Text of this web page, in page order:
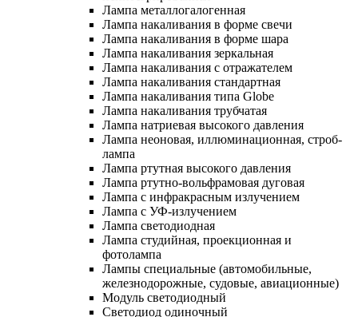
Лампа металлогалогенная
Лампа накаливания в форме свечи
Лампа накаливания в форме шара
Лампа накаливания зеркальная
Лампа накаливания с отражателем
Лампа накаливания стандартная
Лампа накаливания типа Globe
Лампа накаливания трубчатая
Лампа натриевая высокого давления
Лампа неоновая, иллюминационная, строб-
лампа
Лампа ртутная высокого давления
Лампа ртутно-вольфрамовая дуговая
Лампа с инфракрасным излучением
Лампа с УФ-излучением
Лампа светодиодная
Лампа студийная, проекционная и
фотолампа
Лампы специальные (автомобильные,
железнодорожные, судовые, авиационные)
Модуль светодиодный
Светодиод одиночный